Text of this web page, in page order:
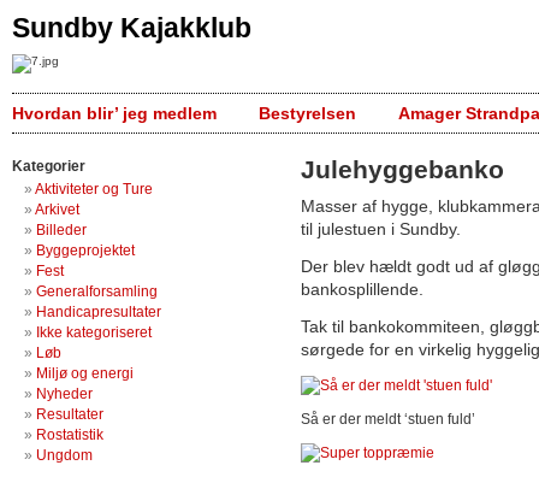
Sundby Kajakklub
Hvordan blir’ jeg medlem Bestyrelsen Amager
Kategorier
Aktiviteter og Ture
Arkivet
Billeder
Byggeprojektet
Fest
Generalforsamling
Handicapresultater
Ikke kategoriseret
Løb
Miljø og energi
Nyheder
Resultater
Rostatistik
Ungdom
Julehyggebanko
Masser af hygge,
til julestuen i Sundby.
Der blev hældt godt ud af
bankosplillende.
Tak til bankokommiteen,
sørgede for en virkelig
Så er der meldt ‘stuen fuld’